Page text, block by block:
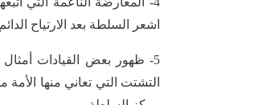
اشعر السلطة بعد الارتياح
5- ظهور بعض القيادات
التشتت التي تعاني منها